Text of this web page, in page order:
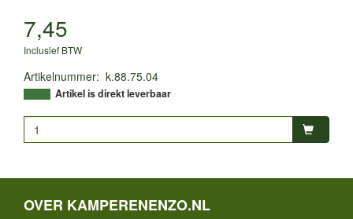
7,45
Inclusief BTW
Artikelnummer: k.88.75.04
Artikel is direkt leverbaar
OVER KAMPERENENZO.NL